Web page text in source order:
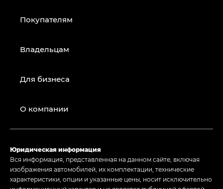
Покупателям
Владельцам
Для бизнеса
О компании
Юридическая информация
Вся информация, представленная на данном сайте, включая
изображения автомобилей, их комплектации, технические
характеристики, опции и указанные цены, носит исключительно